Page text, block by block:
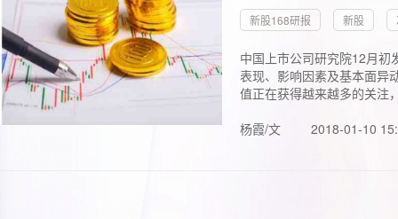
新股168研报 新股
中国上市公司研究院12月初
表现、影响因素及基本面异
值正在获得越来越多的关注
杨霞/文
2018-01-10